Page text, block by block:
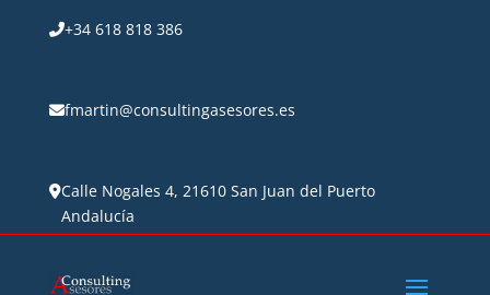
+34 618 818 386
fmartin@consultingasesores.es
Calle Nogales 4, 21610 San Juan del Puerto
Andalucía